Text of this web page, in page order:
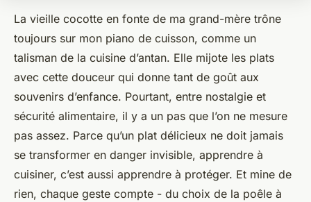
La vieille cocotte en fonte de ma grand-mère trône
toujours sur mon piano de cuisson, comme un
talisman de la cuisine d’antan. Elle mijote les plats
avec cette douceur qui donne tant de goût aux
souvenirs d’enfance. Pourtant, entre nostalgie et
sécurité alimentaire, il y a un pas que l’on ne mesure
pas assez. Parce qu’un plat délicieux ne doit jamais
se transformer en danger invisible, apprendre à
cuisiner, c’est aussi apprendre à protéger. Et mine de
rien, chaque geste compte - du choix de la poêle à